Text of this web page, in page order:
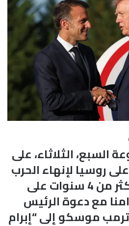
السبع، الثلاثاء، على
روسيا لإنهاء الحرب
المتواصلة منذ أكثر من 4 سنوات على
مع دعوة الرئيس
موسكو إلى “إبرام